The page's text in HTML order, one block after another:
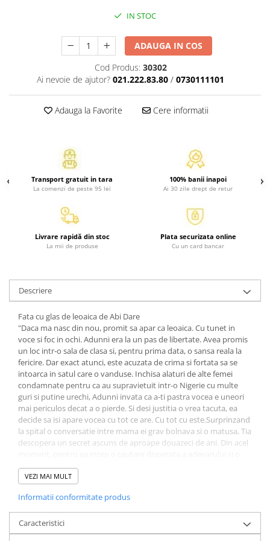
Carte prescolara
Carti de colorat
Grafice
Povesti pentru copii
Dictionare si enciclopedii
Atlase, dictionare si enciclopedii
Dictionare tematice
Diete si fitness
Fitness si frumusete
Diverse
Diverse
Feng Shui
Medicina alternativa
Sa nu razi :((
Drept
Legislatie
Fictiune
Actiune si Aventura
Actiune,aventura
Crime, Thriller, Mistery
Fantasy
Literatura de divertisment
IN STOC
ADAUGA IN COS
Cod Produs: 30302
Ai nevoie de ajutor? 021.222.83.80 / 0730111101
Adauga la Favorite Cere informatii
Transport gratuit in tara
La comenzi de peste 95 lei
100% banii inapoi
Ai 30 zile drept de retur
Livrare rapidă din stoc
La mii de produse
Plata securizata online
Cu un card bancar
Descriere
Fata cu glas de leoaica de Abi Dare
"Daca ma nasc din nou, promit sa apar ca leoaica. Cu tunet in
voce si foc in ochi. Adunni era la un pas de libertate. Avea promis
un loc intr-o sala de clasa si, pentru prima data, o sansa reala la
fericire. Dar exact atunci, este acuzata de crima si fortata sa se
intoarca in satul care o vanduse. Inchisa alaturi de alte femei
condamnate pentru ca au supravietuit intr-o Nigerie cu multe
guri si putine urechi, Adunni invata ca a-ti pastra vocea e uneori
mai periculos decat a o pierde. Si desi justitia o vrea tacuta, ea
decide sa isi apare vocea cu tot ce are. Cu tot cu este.Surprinzand
la spital o conversatie intre mama ei grav bolnava si o matusa, Tia
descopera un secret ascuns de aproape douazeci de ani. Din acel
vila ei de lux, Tia o adaposteste pe Adunni, o adolescenta
scape de o judecata nedreapta si sa-si urmeze visul de a merge la
scoala - si care simte in sfarsit ca e pe drumul cel bun.Dar o bataie
violenta in poarta casei sparge linistea noptii. Si odata cu ea
incepe o lupta dramatica. Intr-o valtoare de alegeri dureroase, Tia
VEZI MAI MULT
Informatii conformitate produs
Caracteristici